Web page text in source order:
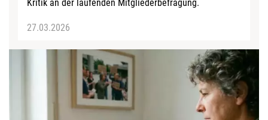
Kritik an der laufenden Mitgliederbefragung.
27.03.2026